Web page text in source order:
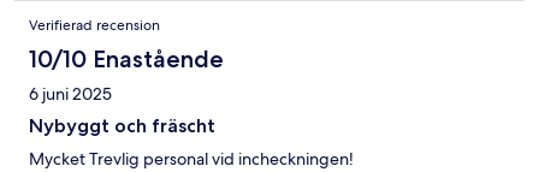
Verifierad recension
10/10 Enastående
6 juni 2025
Nybyggt och fräscht
Mycket Trevlig personal vid incheckningen!